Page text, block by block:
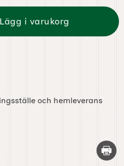
Lägg i varukorg
och hemleverans
Skriv